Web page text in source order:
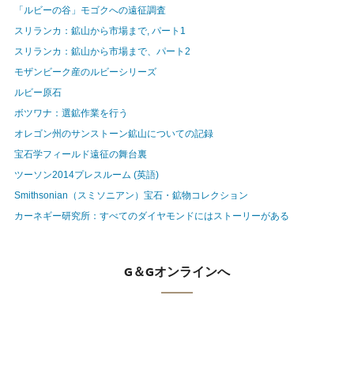
「ルビーの谷」モゴクへの遠征調査
スリランカ：鉱山から市場まで, パート1
スリランカ：鉱山から市場まで、パート2
モザンビーク産のルビーシリーズ
ルビー原石
ボツワナ：選鉱作業を行う
オレゴン州のサンストーン鉱山についての記録
宝石学フィールド遠征の舞台裏
ツーソン2014プレスルーム (英語)
Smithsonian（スミソニアン）宝石・鉱物コレクション
カーネギー研究所：すべてのダイヤモンドにはストーリーがある
G＆Gオンラインへ